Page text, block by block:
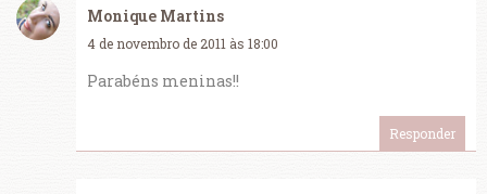
Monique Martins
4 de novembro de 2011 às 18:00
Parabéns meninas!!
Responder